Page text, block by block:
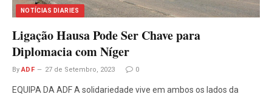
NOTÍCIAS DIARIES
Ligação Hausa Pode Ser Chave para
Diplomacia com Níger
By ADF 27 de Setembro, 2023 0
EQUIPA DA ADF A solidariedade vive em ambos os lados da